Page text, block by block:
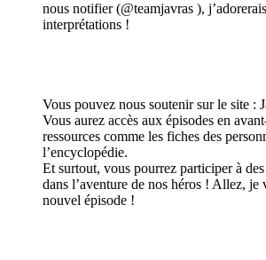
nous notifier (@teamjavras ),
interprétations !
Vous pouvez nous soutenir sur le site :
Vous aurez accès aux épisodes en
ressources comme les fiches des
l’encyclopédie.
Et surtout, vous pourrez participer à
dans l’aventure de nos héros ! Allez, je
nouvel épisode !